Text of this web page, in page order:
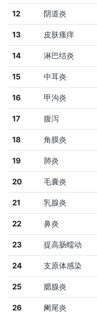
12 阴道炎
13 皮肤瘙痒
14 淋巴结炎
15 中耳炎
16 甲沟炎
17 腹泻
18 角膜炎
19 肺炎
20 毛囊炎
21 乳腺炎
22 鼻炎
23 提高肠蠕动
24 支原体感染
25 腮腺炎
26 阑尾炎